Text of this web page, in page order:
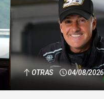
OTRAS 04/08/2026